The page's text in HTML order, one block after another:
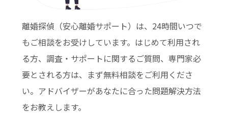
離婚探偵（安心離婚サポート）は、24時間いつで
もご相談をお受けしています。はじめて利用され
る方、調査・サポートに関するご質問、専門家必
要とされる方は、まず無料相談をご利用くださ
い。アドバイザーがあなたに合った問題解決方法
をお教えします。